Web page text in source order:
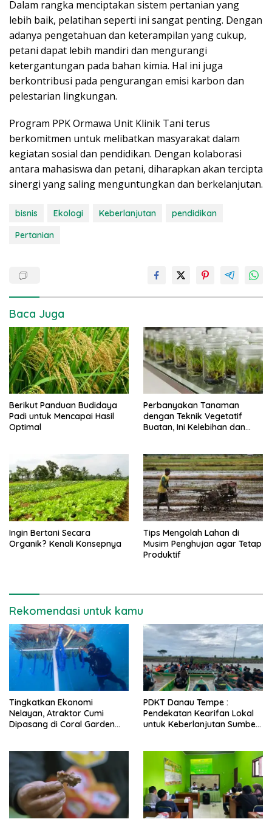
Dalam rangka menciptakan sistem pertanian yang
lebih baik, pelatihan seperti ini sangat penting. Dengan
adanya pengetahuan dan keterampilan yang cukup,
petani dapat lebih mandiri dan mengurangi
ketergantungan pada bahan kimia. Hal ini juga
berkontribusi pada pengurangan emisi karbon dan
pelestarian lingkungan.
Program PPK Ormawa Unit Klinik Tani terus
berkomitmen untuk melibatkan masyarakat dalam
kegiatan sosial dan pendidikan. Dengan kolaborasi
antara mahasiswa dan petani, diharapkan akan tercipta
sinergi yang saling menguntungkan dan berkelanjutan.
bisnis Ekologi Keberlanjutan
pendidikan
Pertanian
Baca Juga
Berikut Panduan Budidaya
Padi untuk Mencapai Hasil
Optimal
Perbanyakan Tanaman
dengan Teknik Vegetatif
Buatan, Ini Kelebihan dan
Ingin Bertani Secara
Organik? Kenali Konsepnya
Tips Mengolah Lahan di
Musim Penghujan agar Tetap
Produktif
Rekomendasi untuk kamu
Tingkatkan Ekonomi
Nelayan, Atraktor Cumi
Dipasang di Coral Garden
PDKT Danau Tempe :
Pendekatan Kearifan Lokal
untuk Keberlanjutan Sumber